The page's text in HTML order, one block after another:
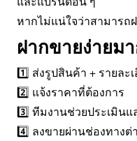
หากไม่แน่ใจว่าสามารถ
ฝากขายง่ายม
1️⃣ ส่งรูปสินค้า + รายละ
2️⃣ แจ้งราคาที่ต้องการ
3️⃣ ทีมงานช่วยประเมิน
4️⃣ ลงขายผ่านช่องทางต่